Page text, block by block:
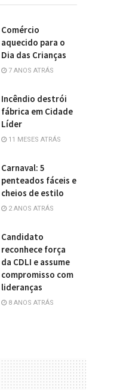
Comércio
aquecido para o
Dia das Crianças
7 ANOS ATRÁS
Incêndio destrói
fábrica em Cidade
Líder
11 MESES ATRÁS
Carnaval: 5
penteados fáceis e
cheios de estilo
2 ANOS ATRÁS
Candidato
reconhece força
da CDLI e assume
compromisso com
lideranças
8 ANOS ATRÁS